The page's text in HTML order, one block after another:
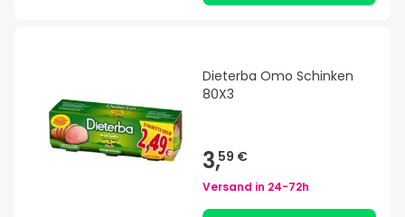
Dieterba Omo Schinken
80X3
3,59 €
Versand in 24-72h